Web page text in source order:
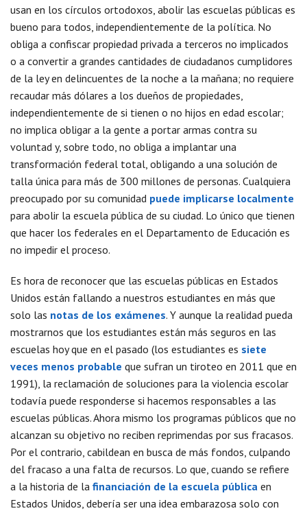
usan en los círculos ortodoxos, abolir las escuelas públicas es
bueno para todos, independientemente de la política. No
obliga a confiscar propiedad privada a terceros no implicados
o a convertir a grandes cantidades de ciudadanos cumplidores
de la ley en delincuentes de la noche a la mañana; no requiere
recaudar más dólares a los dueños de propiedades,
independientemente de si tienen o no hijos en edad escolar;
no implica obligar a la gente a portar armas contra su
voluntad y, sobre todo, no obliga a implantar una
transformación federal total, obligando a una solución de
talla única para más de 300 millones de personas. Cualquiera
preocupado por su comunidad puede implicarse localmente
para abolir la escuela pública de su ciudad. Lo único que tienen
que hacer los federales en el Departamento de Educación es
no impedir el proceso.
Es hora de reconocer que las escuelas públicas en Estados
Unidos están fallando a nuestros estudiantes en más que
solo las notas de los exámenes. Y aunque la realidad pueda
mostrarnos que los estudiantes están más seguros en las
escuelas hoy que en el pasado (los estudiantes es siete
veces menos probable que sufran un tiroteo en 2011 que en
1991), la reclamación de soluciones para la violencia escolar
todavía puede responderse si hacemos responsables a las
escuelas públicas. Ahora mismo los programas públicos que no
alcanzan su objetivo no reciben reprimendas por sus fracasos.
Por el contrario, cabildean en busca de más fondos, culpando
del fracaso a una falta de recursos. Lo que, cuando se refiere
a la historia de la financiación de la escuela pública en
Estados Unidos, debería ser una idea embarazosa solo con